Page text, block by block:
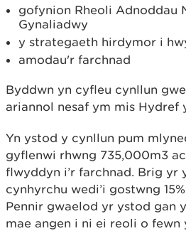
gofynion Rheoli Adnoddau
Gynaliadwy
y strategaeth hirdymor i
amodau'r farchnad
Byddwn yn cyfleu cynllun
ariannol nesaf ym mis Hydref
Yn ystod y cynllun pum
gyflenwi rhwng 735,000m3
flwyddyn i’r farchnad. Brig yr
cynhyrchu wedi’i gostwng
Pennir gwaelod yr ystod gan
mae angen i ni ei reoli o fewn